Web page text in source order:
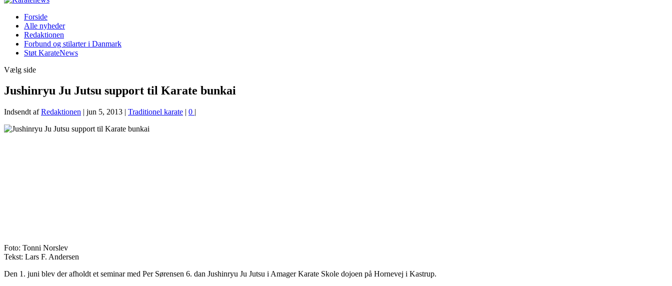
Forside
Alle nyheder
Redaktionen
Forbund og stilarter i Danmark
Støt KarateNews
Vælg side
Jushinryu Ju Jutsu support til Karate bunkai
Indsendt afRedaktionen | jun 5, 2013 | Traditionel karate | 0 |
Foto: Tonni Norslev
Tekst: Lars F. Andersen
Den 1. juni blev der afholdt et seminar med Per Sørensen 6. dan Jushinryu Ju Jutsu i Amager Karate Skole dojoen på Hornevej i Kastrup.